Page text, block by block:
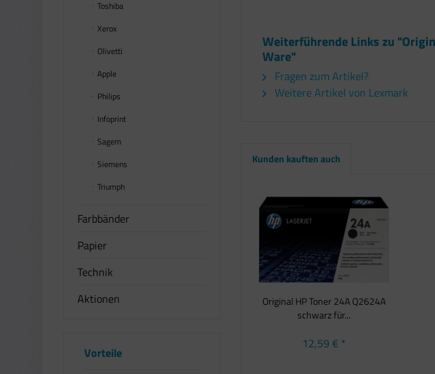
Toshiba
Xerox
Olivetti
Apple
Philips
Infoprint
Sagem
Siemens
Triumph
Farbbänder
Papier
Technik
Aktionen
Vorteile
Weiterführende Links zu
Ware"
Fragen zum Artikel?
Weitere Artikel von Lexmark
Kunden kauften auch
Original HP Toner 24A Q2624A
schwarz für...
12,59 € *